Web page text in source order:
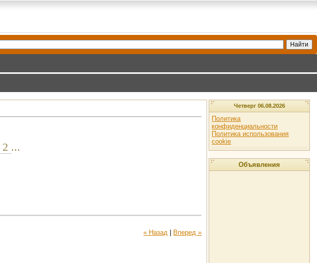
...
« Назад
Вперед »
Четверг 06.08.2026
Политика
конфиденциальности
Политика использования
cookie
Объявления